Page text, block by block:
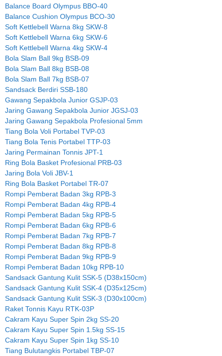
Balance Board Olympus BBO-40
Balance Cushion Olympus BCO-30
Soft Kettlebell Warna 8kg SKW-8
Soft Kettlebell Warna 6kg SKW-6
Soft Kettlebell Warna 4kg SKW-4
Bola Slam Ball 9kg BSB-09
Bola Slam Ball 8kg BSB-08
Bola Slam Ball 7kg BSB-07
Sandsack Berdiri SSB-180
Gawang Sepakbola Junior GSJP-03
Jaring Gawang Sepakbola Junior JGSJ-03
Jaring Gawang Sepakbola Profesional 5mm
Tiang Bola Voli Portabel TVP-03
Tiang Bola Tenis Portabel TTP-03
Jaring Permainan Tonnis JPT-1
Ring Bola Basket Profesional PRB-03
Jaring Bola Voli JBV-1
Ring Bola Basket Portabel TR-07
Rompi Pemberat Badan 3kg RPB-3
Rompi Pemberat Badan 4kg RPB-4
Rompi Pemberat Badan 5kg RPB-5
Rompi Pemberat Badan 6kg RPB-6
Rompi Pemberat Badan 7kg RPB-7
Rompi Pemberat Badan 8kg RPB-8
Rompi Pemberat Badan 9kg RPB-9
Rompi Pemberat Badan 10kg RPB-10
Sandsack Gantung Kulit SSK-5 (D38x150cm)
Sandsack Gantung Kulit SSK-4 (D35x125cm)
Sandsack Gantung Kulit SSK-3 (D30x100cm)
Raket Tonnis Kayu RTK-03P
Cakram Kayu Super Spin 2kg SS-20
Cakram Kayu Super Spin 1.5kg SS-15
Cakram Kayu Super Spin 1kg SS-10
Tiang Bulutangkis Portabel TBP-07